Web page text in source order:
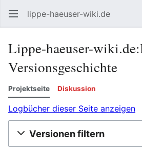
lippe-haeuser-wiki.de
Lippe-haeuser-
Versionsgeschichte
Projektseite Diskussion
Logbücher dieser Seite anzeigen
Versionen filtern